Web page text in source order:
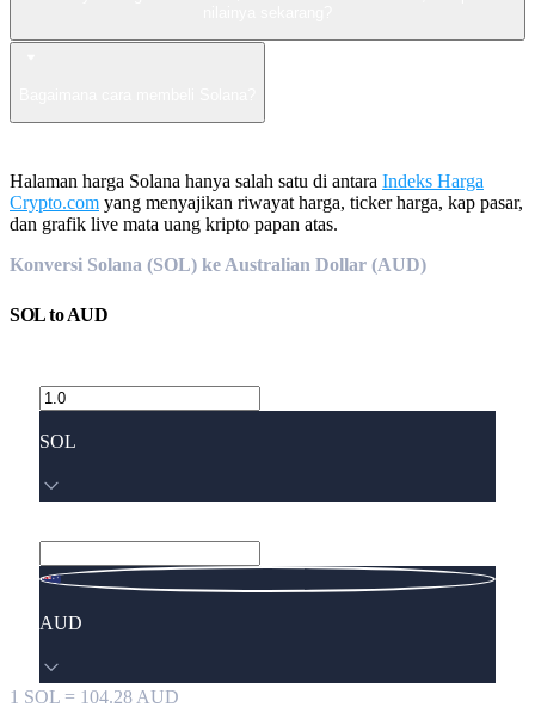
Halaman harga Solana hanya salah satu di antara Indeks Harga
Crypto.com yang menyajikan riwayat harga, ticker harga, kap pasar,
dan grafik live mata uang kripto papan atas.
Konversi Solana (SOL) ke Australian Dollar (AUD)
SOLtoAUD
SOL
AUD
1 SOL = 104.28 AUD